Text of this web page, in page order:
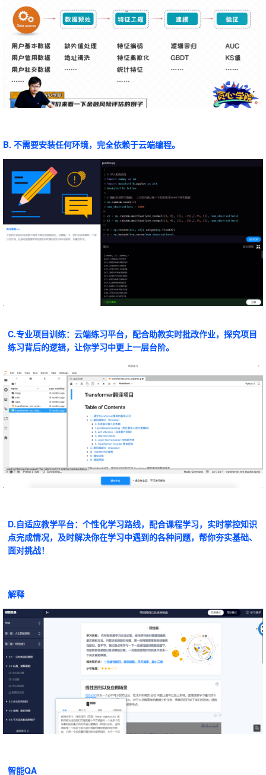
B. 不需要安装任何环境，完全依赖于云端编程。
C.专业项目训练：云端练习平台，配合助教实时批改作业，探究项目
练习背后的逻辑，让你学习中更上一层台阶。
D.自适应教学平台：个性化学习路线，配合课程学习，实时掌控知识
点完成情况，及时解决你在学习中遇到的各种问题，帮你夯实基础、
面对挑战！
解释
智能QA